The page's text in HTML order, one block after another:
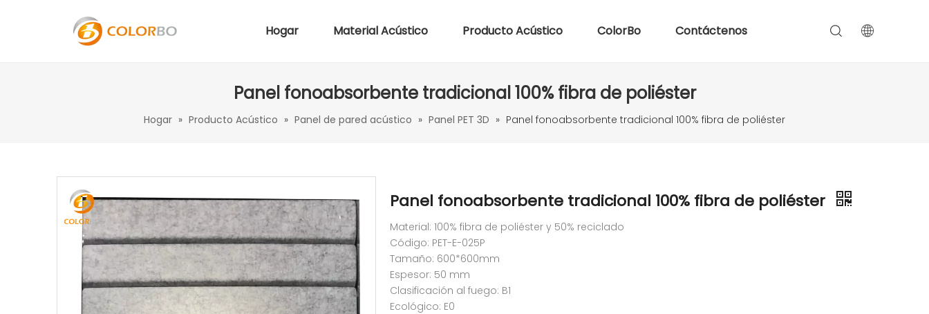
Hogar Material Acústico Producto Acústico ColorBo Contáctenos
Panel fonoabsorbente tradicional 100% fibra de poliéster
Hogar » Producto Acústico » Panel de pared acústico » Panel PET 3D » Panel fonoabsorbente tradicional 100% fibra de poliéster
Panel fonoabsorbente tradicional 100% fibra de poliéster
Material: 100% fibra de poliéster y 50% reciclado
Código: PET-E-025P
Tamaño: 600*600mm
Espesor: 50 mm
Clasificación al fuego: B1
Ecológico: E0